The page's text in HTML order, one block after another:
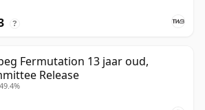
?
Fermutation 13 jaar oud,
Release